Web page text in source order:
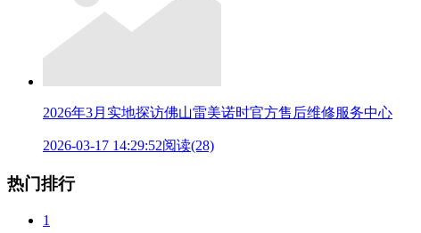
2026年3月实地探访佛山雷美诺时官方售后维修服务中心
2026-03-17 14:29:52阅读(28)
热门排行
1